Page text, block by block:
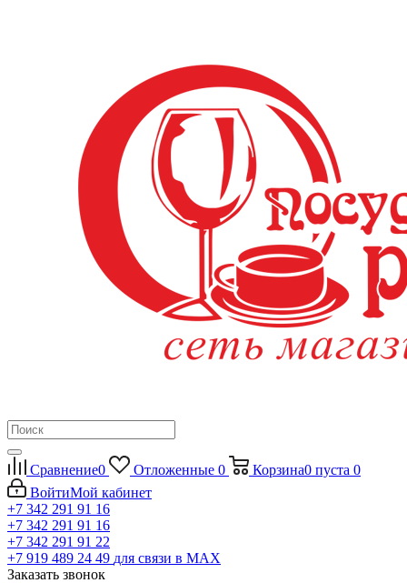
Сравнение0 Отложенные 0 Корзина0 пуста 0
ВойтиМой кабинет
+7 342 291 91 16
+7 342 291 91 16
+7 342 291 91 22
+7 919 489 24 49 для связи в МАХ
Заказать звонок